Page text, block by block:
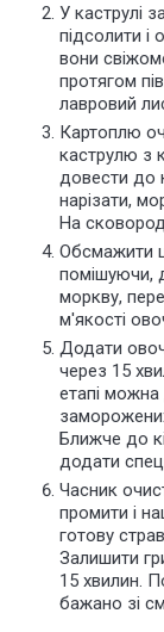
У каструлі
підсолити
вони
протягом
лавровий
Картоплю
каструлю з
довести до
нарізати,
На
Обсмажити
помішуючи,
моркву,
м'якості
Додати
через 15
етапі можна
Ближче до
додати
Часник
промити і
готову
Залишити
15 хвилин.
бажано зі